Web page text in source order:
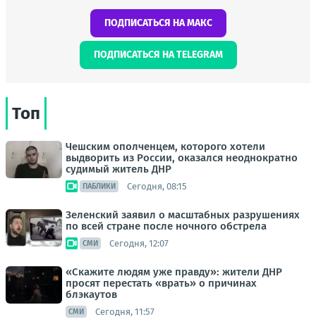
ПОДПИСАТЬСЯ НА МАКС
ПОДПИСАТЬСЯ НА TELEGRAM
Топ
Чешским ополченцем, которого хотели
выдворить из России, оказался неоднократно
судимый житель ДНР
ПАБЛИКИ Сегодня, 08:15
Зеленский заявил о масштабных разрушениях
по всей стране после ночного обстрела
СМИ Сегодня, 12:07
«Скажите людям уже правду»: жители ДНР
просят перестать «врать» о причинах
блэкаутов
СМИ Сегодня, 11:57